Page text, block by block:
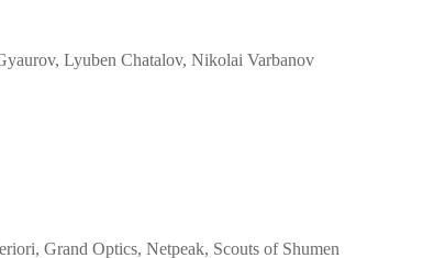
Lyuben Chatalov, Nikolai Varbanov
Grand Optics, Netpeak, Scouts of Shumen